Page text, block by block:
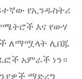
የኢንዱስትሪ
እና የውሃ
ለማሟላት ሊበጁ
አምራች ነን።
ማድረግ